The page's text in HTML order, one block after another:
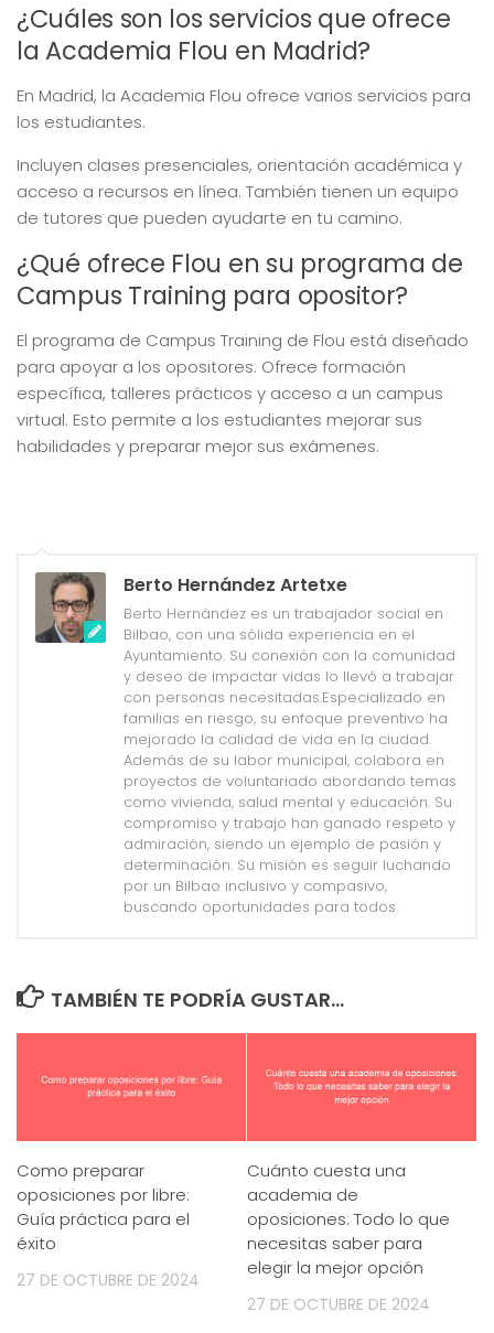
¿Cuáles son los servicios que ofrece
la Academia Flou en Madrid?
En Madrid, la Academia Flou ofrece varios servicios para
los estudiantes.
Incluyen clases presenciales, orientación académica y
acceso a recursos en línea. También tienen un equipo
de tutores que pueden ayudarte en tu camino.
¿Qué ofrece Flou en su programa de
Campus Training para opositor?
El programa de Campus Training de Flou está diseñado
para apoyar a los opositores. Ofrece formación
específica, talleres prácticos y acceso a un campus
virtual. Esto permite a los estudiantes mejorar sus
habilidades y preparar mejor sus exámenes.
Berto Hernández Artetxe
Berto Hernández es un trabajador social en
Bilbao, con una sólida experiencia en el
Ayuntamiento. Su conexión con la comunidad
y deseo de impactar vidas lo llevó a trabajar
con personas necesitadas.Especializado en
familias en riesgo, su enfoque preventivo ha
mejorado la calidad de vida en la ciudad.
Además de su labor municipal, colabora en
proyectos de voluntariado abordando temas
como vivienda, salud mental y educación. Su
compromiso y trabajo han ganado respeto y
admiración, siendo un ejemplo de pasión y
determinación. Su misión es seguir luchando
por un Bilbao inclusivo y compasivo,
buscando oportunidades para todos.
TAMBIÉN TE PODRÍA GUSTAR...
Como preparar
oposiciones por libre:
Guía práctica para el
éxito
27 DE OCTUBRE DE 2024
Cuánto cuesta una
academia de
oposiciones: Todo lo que
necesitas saber para
elegir la mejor opción
27 DE OCTUBRE DE 2024